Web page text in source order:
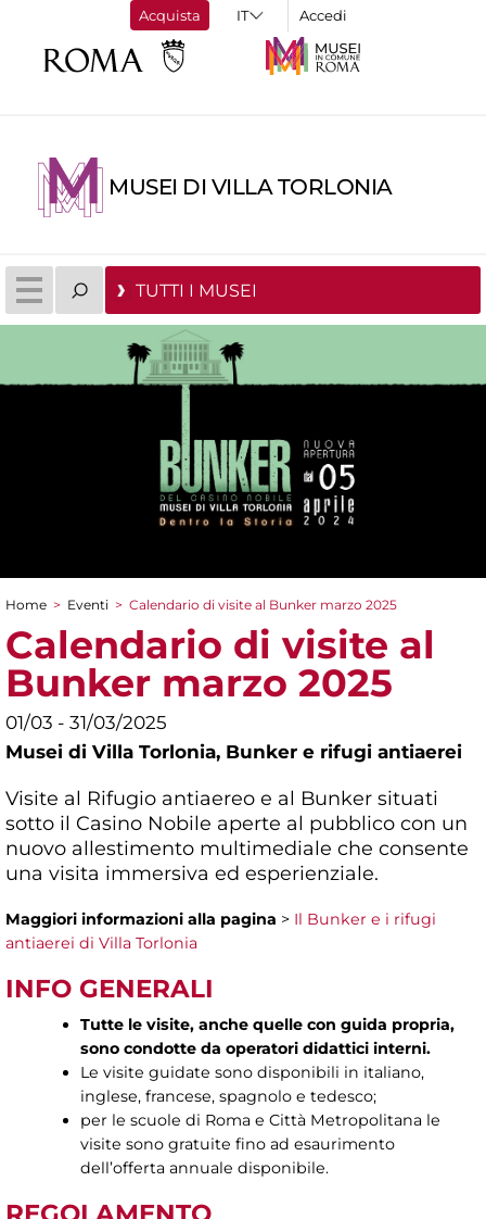
Acquista Accedi
MUSEI DI VILLA TORLONIA
TUTTI I MUSEI
Tu sei qui
Home > Eventi > Calendario di visite al Bunker marzo 2025
Calendario di visite al
Bunker marzo 2025
01/03 - 31/03/2025
Musei di Villa Torlonia, Bunker e rifugi antiaerei
Visite al Rifugio antiaereo e al Bunker situati
sotto il Casino Nobile aperte al pubblico con un
nuovo allestimento multimediale che consente
una visita immersiva ed esperienziale.
Maggiori informazioni alla pagina > Il Bunker e i rifugi
antiaerei di Villa Torlonia
INFO GENERALI
Tutte le visite, anche quelle con guida propria,
sono condotte da operatori didattici interni.
Le visite guidate sono disponibili in italiano,
inglese, francese, spagnolo e tedesco;
per le scuole di Roma e Città Metropolitana le
visite sono gratuite fino ad esaurimento
dell’offerta annuale disponibile.